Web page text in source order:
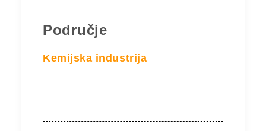
Područje
Kemijska industrija